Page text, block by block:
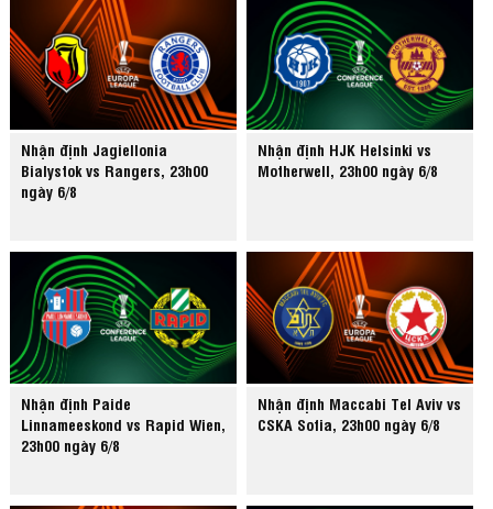
Nhận định Jagiellonia
Bialystok vs Rangers, 23h00
ngày 6/8
Nhận định HJK Helsinki vs
Motherwell, 23h00 ngày 6/8
Nhận định Paide
Linnameeskond vs Rapid Wien,
23h00 ngày 6/8
Nhận định Maccabi Tel Aviv vs
CSKA Sofia, 23h00 ngày 6/8